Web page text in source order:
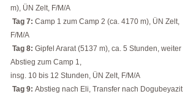
m), ÜN Zelt, F/M/A
Tag 7: Camp 1 zum Camp 2 (ca. 4170 m), ÜN Zelt,
F/M/A
Tag 8: Gipfel Ararat (5137 m), ca. 5 Stunden, weiter
Abstieg zum Camp 1,
insg. 10 bis 12 Stunden, ÜN Zelt, F/M/A
Tag 9: Abstieg nach Eli, Transfer nach Dogubeyazit